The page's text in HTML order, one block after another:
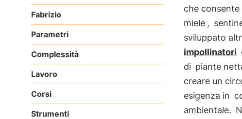
Fabrizio
Parametri
Complessità
Lavoro
Corsi
Strumenti
che consente
miele ,
sviluppato
impollinatori
di piante
creare un
esigenza in
ambientale.